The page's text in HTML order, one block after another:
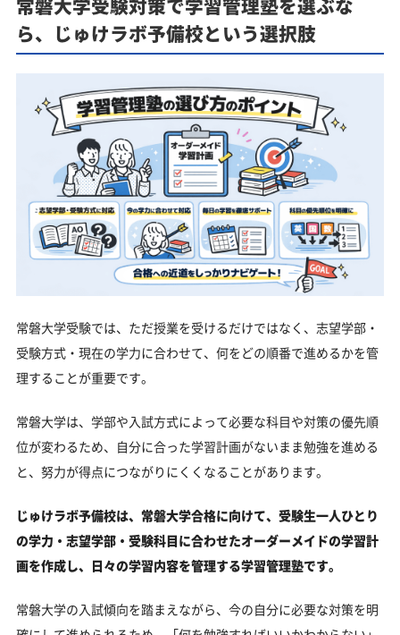
常磐大学受験対策で学習管理塾を選ぶな
ら、じゅけラボ予備校という選択肢
常磐大学受験では、ただ授業を受けるだけではなく、志望学部・
受験方式・現在の学力に合わせて、何をどの順番で進めるかを管
理することが重要です。
常磐大学は、学部や入試方式によって必要な科目や対策の優先順
位が変わるため、自分に合った学習計画がないまま勉強を進める
と、努力が得点につながりにくくなることがあります。
じゅけラボ予備校は、常磐大学合格に向けて、受験生一人ひとり
の学力・志望学部・受験科目に合わせたオーダーメイドの学習計
画を作成し、日々の学習内容を管理する学習管理塾です。
常磐大学の入試傾向を踏まえながら、今の自分に必要な対策を明